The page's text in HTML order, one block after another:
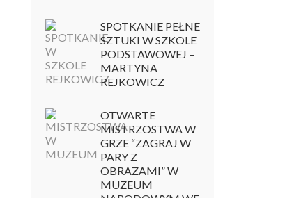
SPOTKANIE PEŁNE
SZTUKI W SZKOLE
PODSTAWOWEJ –
MARTYNA
REJKOWICZ
OTWARTE
MISTRZOSTWA W
GRZE “ZAGRAJ W
PARY Z
OBRAZAMI” W
MUZEUM